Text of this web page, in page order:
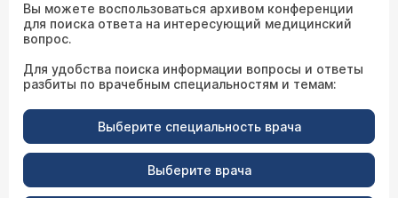
Вы можете воспользоваться архивом конференции
для поиска ответа на интересующий медицинский
вопрос.
Для удобства поиска информации вопросы и ответы
разбиты по врачебным специальностям и темам:
Выберите специальность врача
Выберите врача